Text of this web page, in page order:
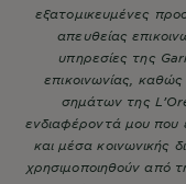
εξατομικευμένες
απευθείας
υπηρεσίες της
επικοινωνίας,
σημάτων της
ενδιαφέροντά μου που
και μέσα κοινωνικής
χρησιμοποιηθούν από